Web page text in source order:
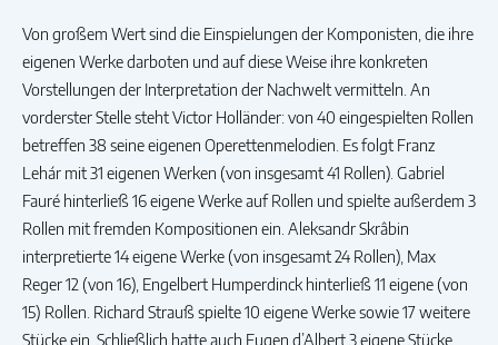
Von großem Wert sind die Einspielungen der Komponisten, die ihre
eigenen Werke darboten und auf diese Weise ihre konkreten
Vorstellungen der Interpretation der Nachwelt vermitteln. An
vorderster Stelle steht Victor Holländer: von 40 eingespielten Rollen
betreffen 38 seine eigenen Operettenmelodien. Es folgt Franz
Lehár mit 31 eigenen Werken (von insgesamt 41 Rollen). Gabriel
Fauré hinterließ 16 eigene Werke auf Rollen und spielte außerdem 3
Rollen mit fremden Kompositionen ein. Aleksandr Skrâbin
interpretierte 14 eigene Werke (von insgesamt 24 Rollen), Max
Reger 12 (von 16), Engelbert Humperdinck hinterließ 11 eigene (von
15) Rollen. Richard Strauß spielte 10 eigene Werke sowie 17 weitere
Stücke ein. Schließlich hatte auch Eugen d’Albert 3 eigene Stücke